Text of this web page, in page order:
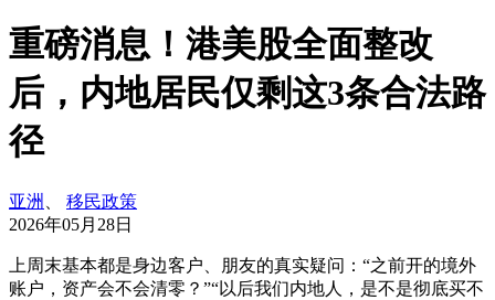
重磅消息！港美股全面整改
后，内地居民仅剩这3条合法路
径
亚洲
移民政策
2026年05月28日
上周末基本都是身边客户、朋友的真实疑问：“之前开的境外
账户，资产会不会清零？”“以后我们内地人，是不是彻底买不